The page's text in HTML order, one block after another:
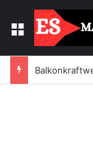
Menu